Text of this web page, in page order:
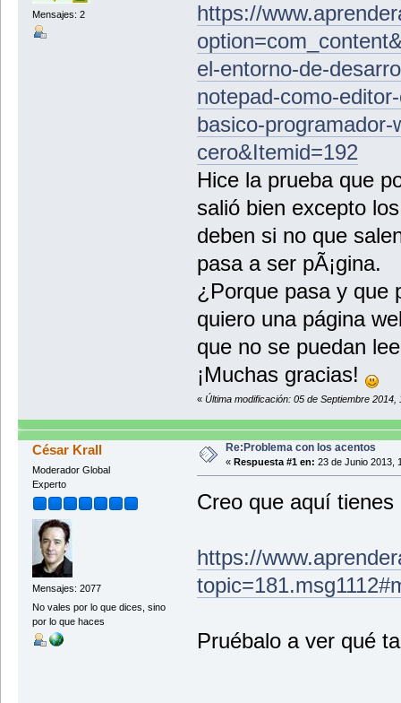
Mensajes: 2
https://
el-entorno-de-
notepad-como-
basico-
cero&Itemid=192
Hice la prueba que
salió bien excepto
deben si no que
pasa a ser pÃ¡gina.
¿Porque pasa y que
quiero una página
que no se puedan
¡Muchas gracias!
« Última modificación: 05 de Septiembre
César Krall
Moderador Global
Experto
Mensajes: 2077
No vales por lo que dices, sino
por lo que haces
Re:Problema con los acentos
« Respuesta #1 en: 23 de Junio 2013,
Creo que aquí tienes
https://
Pruébalo a ver qué